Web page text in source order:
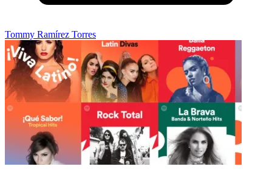
Tommy Ramírez Torres